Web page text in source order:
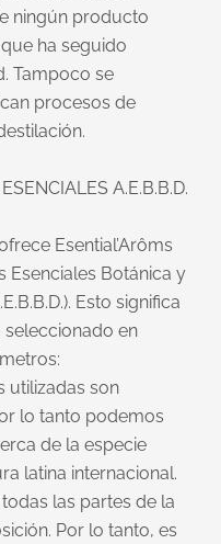
ningún producto
ha seguido
Tampoco se
procesos de
A.E.B.B.D.
Esential’Arôms
Esenciales Botánica y
Esto significa
en
utilizadas son
lo tanto podemos
de la especie
latina internacional.
las partes de la
Por lo tanto, es